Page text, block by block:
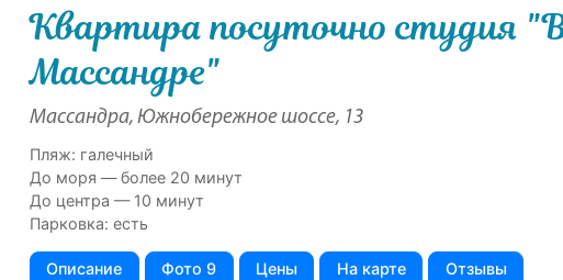
Квартира посуточно студия
Массандре"
Массандра, Южнобережное шоссе, 13
Пляж: галечный
До моря — более 20 минут
До центра — 10 минут
Парковка: есть
Описание Фото 9 Цены На карте
Отзывы